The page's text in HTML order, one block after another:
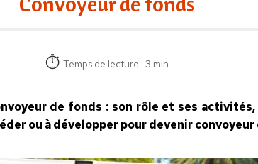
Temps de lecture : 3 min
de fonds : son rôle et ses
ou à développer pour devenir